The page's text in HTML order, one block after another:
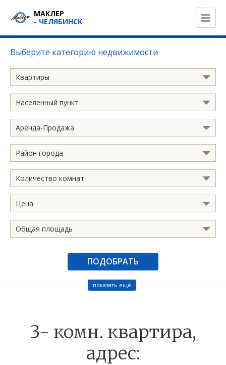
МАКЛЕР
- ЧЕЛЯБИНСК
Выберите категорию недвижимости
Квартиры
Населенный пункт
Аренда-Продажа
Район города
Количество комнат
Цена
Общая площадь
ПОДОБРАТЬ
показать ещё
3- комн. квартира,
адрес: